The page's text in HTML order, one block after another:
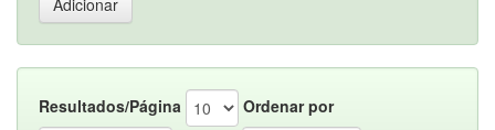
Resultados/Página
Ordenar por